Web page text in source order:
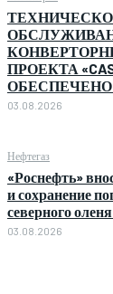
ПРОЕКТА
ОБЕСПЕЧЕНО
03.08.2026
Нефтегаз
«Роснефть»
и сохранение
северного
03.08.2026